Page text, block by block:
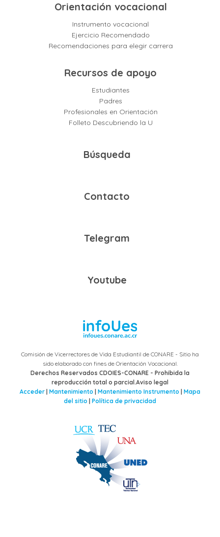
Orientación vocacional
Instrumento vocacional
Ejercicio Recomendado
Recomendaciones para elegir carrera
Recursos de apoyo
Estudiantes
Padres
Profesionales en Orientación
Folleto Descubriendo la U
Búsqueda
Contacto
Telegram
Youtube
Comisión de Vicerrectores de Vida Estudiantil de CONARE - Sitio ha
sido elaborado con fines de Orientación Vocacional.
Derechos Reservados CDOIES-CONARE - Prohibida la
reproducción total o parcial.Aviso legal
Acceder Mantenimiento Mantenimiento Instrumento Mapa
del sitio Política de privacidad